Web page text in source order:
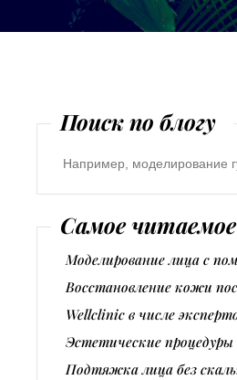
Поиск по блогу
for:
Самое читаемое